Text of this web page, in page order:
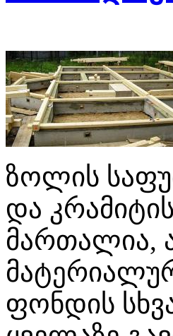
ზოლის
და
მართალია,
ფონდის